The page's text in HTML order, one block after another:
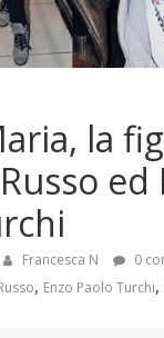
la
ed
Francesca N
0
, Enzo Paolo Turchi,